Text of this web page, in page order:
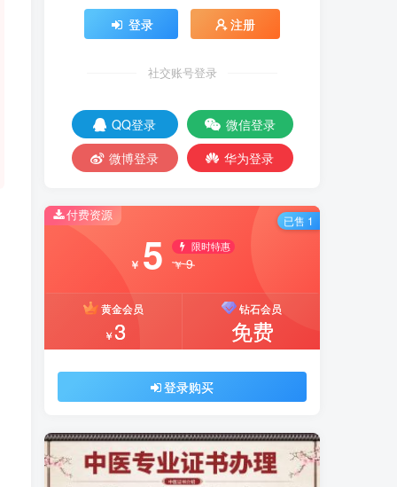
登录 注册
社交账号登录
QQ登录
微信登录
微博登录
华为登录
付费资源
￥ 5 限时特惠
￥9
黄金会员
￥3
钻石会员
免费
登录购买
已售 1